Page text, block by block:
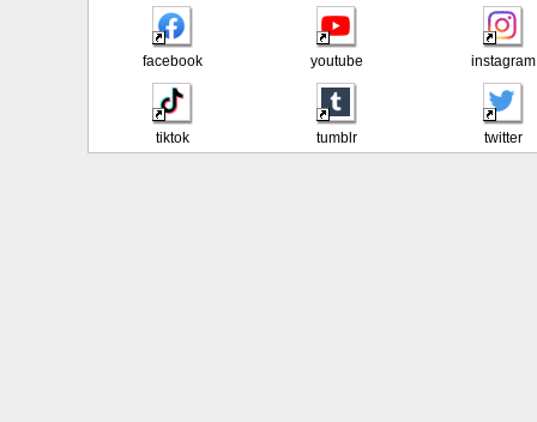
facebook youtube instagram
tiktok tumblr twitter